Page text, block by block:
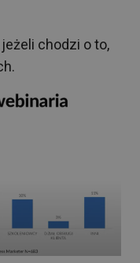
chodzi o to,